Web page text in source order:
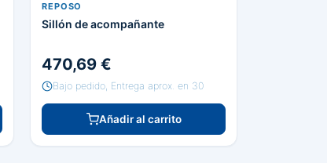
REPOSO
Sillón de acompañante
470,69 €
Bajo pedido, Entrega aprox. en 30
Añadir al carrito